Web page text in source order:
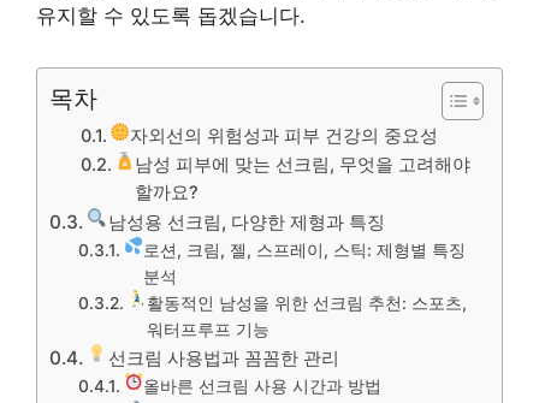
유지할 수 있도록 돕겠습니다.
목차
자외선의 위험성과 피부 건강의 중요성
남성 피부에 맞는 선크림, 무엇을 고려해야
할까요?
남성용 선크림, 다양한 제형과 특징
로션, 크림, 젤, 스프레이, 스틱: 제형별 특징
분석
활동적인 남성을 위한 선크림 추천: 스포츠,
워터프루프 기능
선크림 사용법과 꼼꼼한 관리
올바른 선크림 사용 시간과 방법